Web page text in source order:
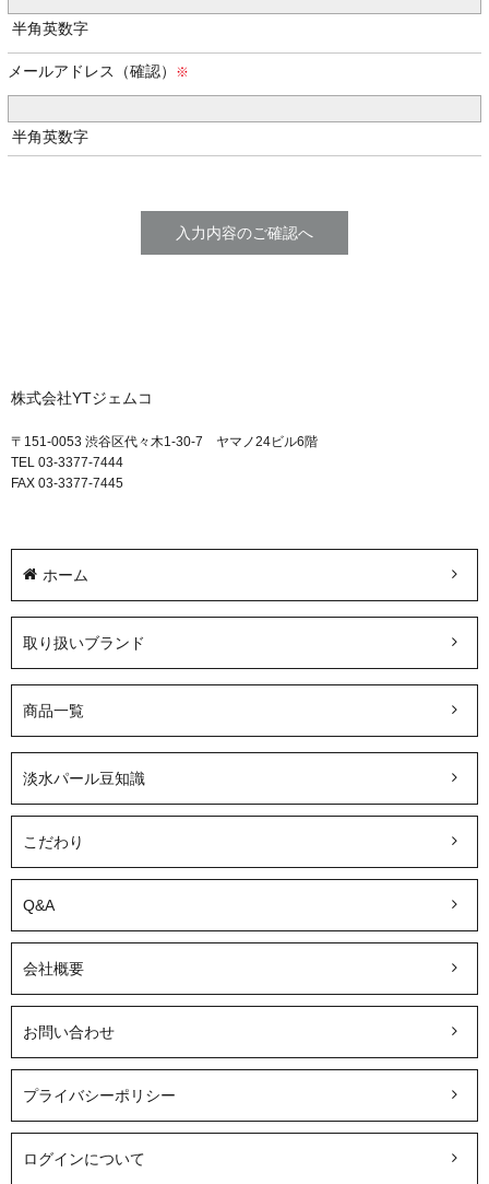
半角英数字
メールアドレス（確認）
半角英数字
株式会社YTジェムコ
〒151-0053 渋谷区代々木1-30-7 ヤマノ24ビル6階
TEL 03-3377-7444
FAX 03-3377-7445
ホーム
取り扱いブランド
商品一覧
淡水パール豆知識
こだわり
Q&A
会社概要
お問い合わせ
プライバシーポリシー
ログインについて